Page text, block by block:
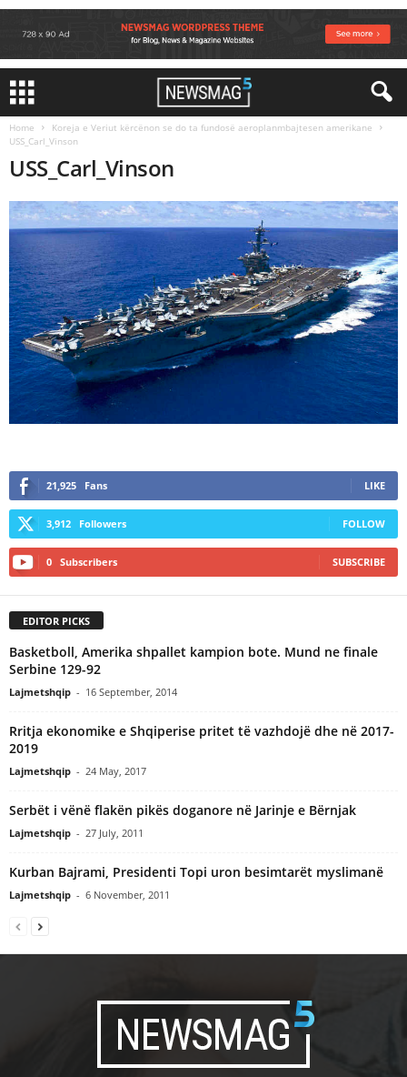
Home
Koreja e Veriut kërcënon se do ta fundosë aeroplanmbajtesen amerikane
USS_Carl_Vinson
USS_Carl_Vinson
21,925 Fans LIKE
3,912 Followers FOLLOW
0 Subscribers SUBSCRIBE
EDITOR PICKS
Basketboll, Amerika shpallet kampion bote. Mund ne finale
Serbine 129-92
Lajmetshqip - 16 September, 2014
Rritja ekonomike e Shqiperise pritet të vazhdojë dhe në 2017-
2019
Lajmetshqip - 24 May, 2017
Serbët i vënë flakën pikës doganore në Jarinje e Bërnjak
Lajmetshqip - 27 July, 2011
Kurban Bajrami, Presidenti Topi uron besimtarët myslimanë
Lajmetshqip - 6 November, 2011